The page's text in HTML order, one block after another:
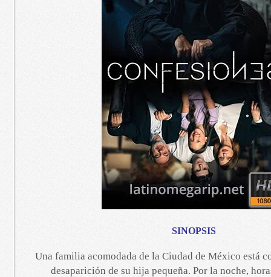
SINOPSIS
Una familia acomodada de la Ciudad de México está
desaparición de su hija pequeña. Por la noche,